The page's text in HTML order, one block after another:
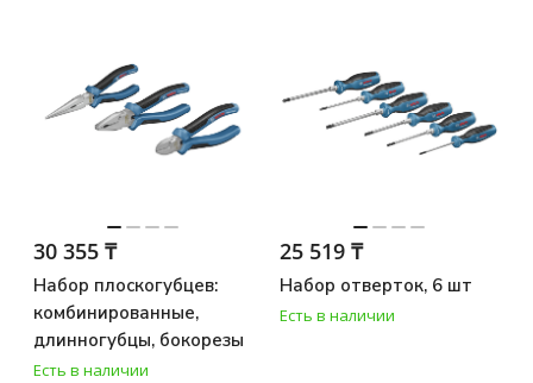
30 355 ₸
Набор плоскогубцев:
комбинированные,
длинногубцы, бокорезы
Есть в наличии
25 519 ₸
Набор отверток, 6 шт
Есть в наличии